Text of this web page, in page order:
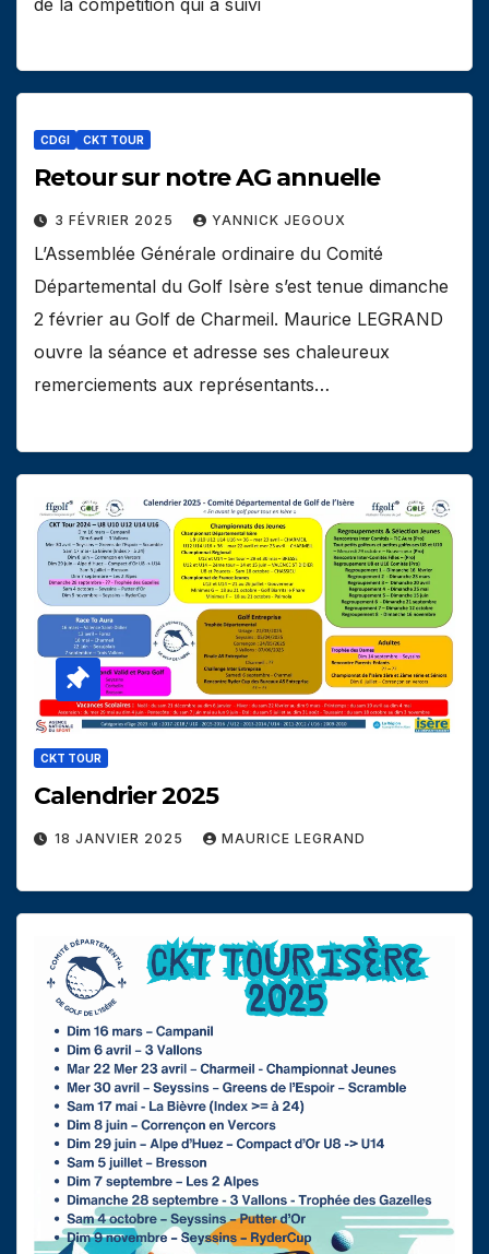
CDGI CKT TOUR
Retour sur notre AG annuelle
3 FÉVRIER 2025 YANNICK JEGOUX
L’Assemblée Générale ordinaire du Comité
Départemental du Golf Isère s’est tenue dimanche
2 février au Golf de Charmeil. Maurice LEGRAND
ouvre la séance et adresse ses chaleureux
remerciements aux représentants…
CKT TOUR
Calendrier 2025
18 JANVIER 2025 MAURICE LEGRAND